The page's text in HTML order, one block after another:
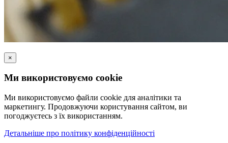
×
Ми використовуємо cookie
Ми використовуємо файли cookie для аналітики та
маркетингу. Продовжуючи користування сайтом, ви
погоджуєтесь з їх використанням.
Детальніше про політику конфіденційності